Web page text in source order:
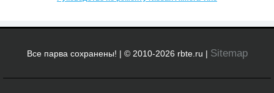
Все парва сохранены! | © 2010-2026 rbte.ru | Sitemap